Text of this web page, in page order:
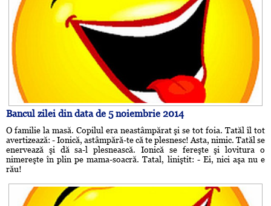
Bancul zilei din data de 5 noiembrie 2014
O familie la masă. Copilul era neastâmpărat şi se tot foia. Tatăl îl tot
avertizează: - Ionică, astâmpără-te că te plesnesc! Asta, nimic. Tatăl se
enervează şi dă sa-l plesnească. Ionică se fereşte şi lovitura o
nimereşte în plin pe mama-soacră. Tatal, liniştit: - Ei, nici aşa nu e
rău!